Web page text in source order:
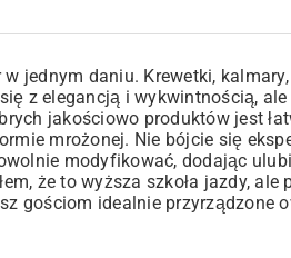
jednym daniu. Krewetki, kalmary,
z elegancją i wykwintnością,
jakościowo produktów jest
mrożonej. Nie bójcie się
modyfikować, dodając
że to wyższa szkoła jazdy, ale
gościom idealnie przyrządzone